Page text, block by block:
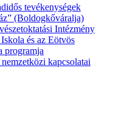
tevékenységek
(Boldogkőváralja)
Intézmény
és az Eötvös
programja
kapcsolatai